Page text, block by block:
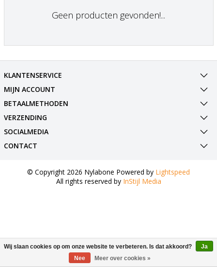
Geen producten gevonden!...
KLANTENSERVICE
MIJN ACCOUNT
BETAALMETHODEN
VERZENDING
SOCIALMEDIA
CONTACT
© Copyright 2026 Nylabone Powered by Lightspeed
All rights reserved by InStijl Media
Wij slaan cookies op om onze website te verbeteren. Is dat akkoord?
Ja
Nee
Meer over cookies »